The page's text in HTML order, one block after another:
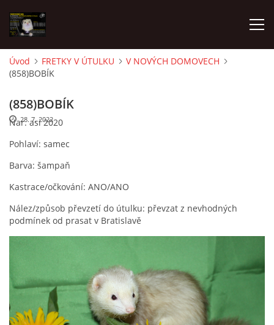
AKTUALITY
FRETKY V ÚTULKU
V NOVÝCH DOMOVECH
DFD - DOMOV FRETČÍCH DŮCHODCŮ
Úvod FRETKY V ÚTULKU
V NOVÝCH DOMOVECH
(858)BOBÍK
(858)BOBÍK
Nar. asi 2020
Pohlaví: samec
Barva: šampaň
Kastrace/očkování: ANO/ANO
Nález/způsob převzetí do útulku: převzat z nevhodných
podmínek od prasat v Bratislavě
28. 7. 2022